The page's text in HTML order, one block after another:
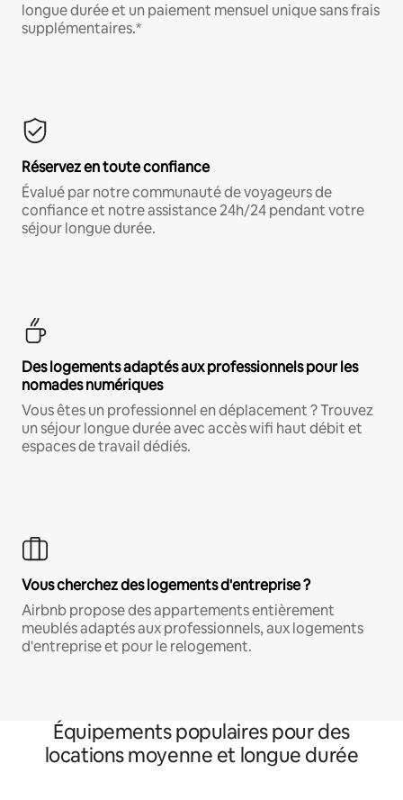
longue durée et un paiement mensuel unique sans frais
supplémentaires.*
Réservez en toute confiance
Évalué par notre communauté de voyageurs de
confiance et notre assistance 24h/24 pendant votre
séjour longue durée.
Des logements adaptés aux professionnels pour les
nomades numériques
Vous êtes un professionnel en déplacement ? Trouvez
un séjour longue durée avec accès wifi haut débit et
espaces de travail dédiés.
Vous cherchez des logements d'entreprise ?
Airbnb propose des appartements entièrement
meublés adaptés aux professionnels, aux logements
d'entreprise et pour le relogement.
Équipements populaires pour des
locations moyenne et longue durée